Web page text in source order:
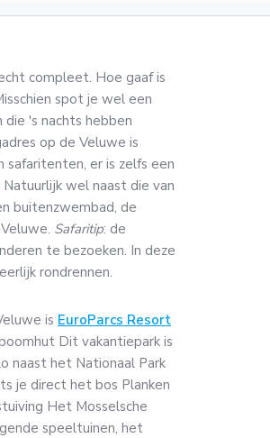
compleet. Hoe gaaf is
spot je wel een
's nachts hebben
op de Veluwe is
safaritenten, er is zelfs een
wel naast die van
buitenzwembad, de
Safaritip: de
te bezoeken. In deze
rondrennen.
is EuroParcs Resort
Dit vakantiepark is
naast het Nationaal Park
je direct het bos Planken
Het Mosselsche
speeltuinen, het